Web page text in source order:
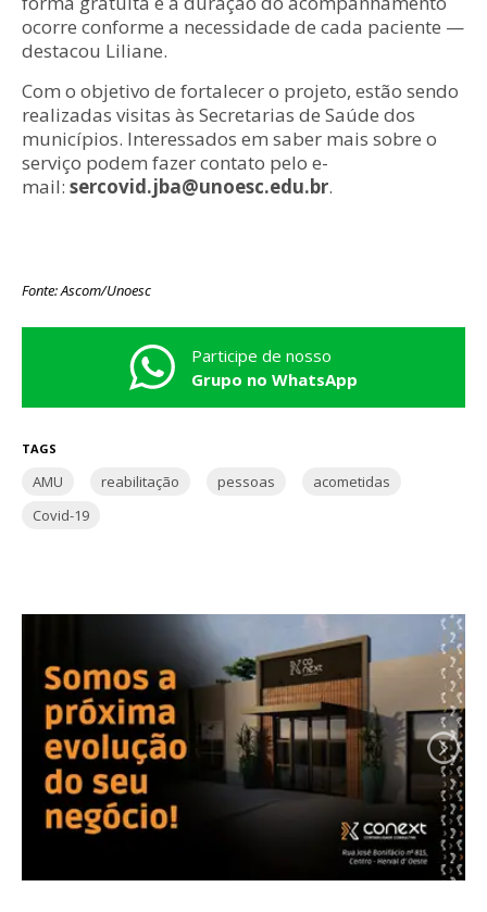
ocorre conforme a necessidade de cada paciente —
destacou Liliane.
Com o objetivo de fortalecer o projeto, estão sendo
realizadas visitas às Secretarias de Saúde dos
municípios. Interessados em saber mais sobre o
serviço podem fazer contato pelo e-
mail: sercovid.jba@unoesc.edu.br.
Fonte: Ascom/Unoesc
Participe de nosso
Grupo no WhatsApp
TAGS
AMU reabilitação pessoas
acometidas
Covid-19